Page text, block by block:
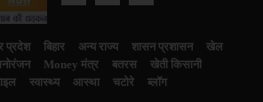
प्रदेश बिहार अन्य राज्य शासन प्रशासन
खेल
Money मंत्र बतरस
खेती किसानी
स्वास्थ्य आस्था चटोरे ब्लॉग